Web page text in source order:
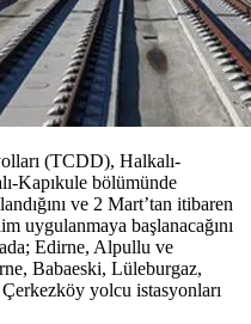
(TCDD), Halkalı-
Kapıkule bölümünde
ve 2 Mart’tan itibaren
uygulanmaya başlanacağını
Edirne, Alpullu ve
Babaeski, Lüleburgaz,
yolcu istasyonları